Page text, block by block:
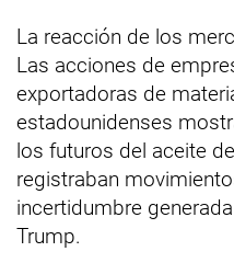
La reacción de los
Las acciones de
exportadoras de
estadounidenses
los futuros del aceite
registraban
incertidumbre
Trump.